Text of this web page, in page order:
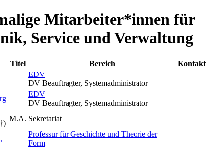
Mitarbeiter*innen für
Service und Verwaltung
Titel Bereich
Kontakt
EDV
DV Beauftragter, Systemadministrator
EDV
DV Beauftragter, Systemadministrator
M.A. Sekretariat
Professur für Geschichte und Theorie der
Form